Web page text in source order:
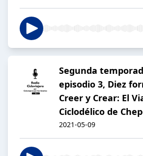
Segunda
episodio 3, Diez
Creer y Crear: El
Ciclodélico de
2021-05-09